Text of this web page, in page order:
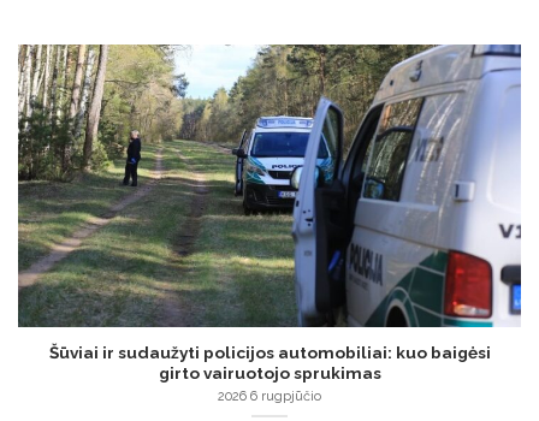
Šūviai ir sudaužyti policijos automobiliai: kuo baigėsi
girto vairuotojo sprukimas
2026 6 rugpjūčio